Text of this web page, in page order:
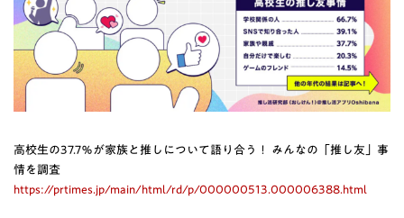
高校生の37.7％が家族と推しについて語り合う！ みんなの「推し友」事
情を調査
https://prtimes.jp/main/html/rd/p/000000513.000006388.html